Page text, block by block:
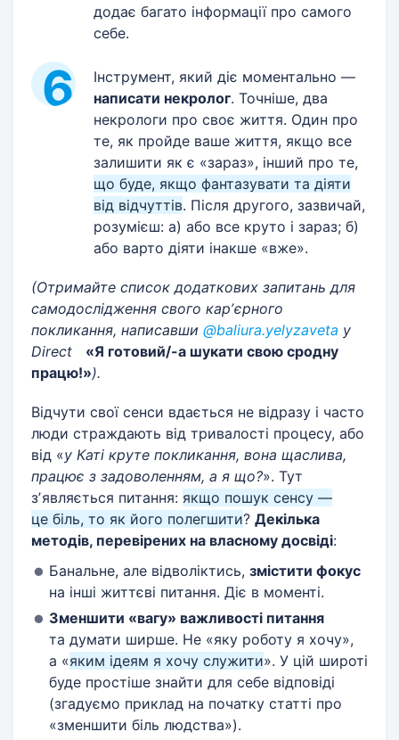
додає багато інформації про самого
себе.
Інструмент, який діє моментально —
написати некролог. Точніше, два
некрологи про своє життя. Один про
те, як пройде ваше життя, якщо все
залишити як є «зараз», інший про те,
що буде, якщо фантазувати та діяти
від відчуттів. Після другого, зазвичай,
розумієш: а) або все круто і зараз; б)
або варто діяти інакше «вже».
(Отримайте список додаткових запитань для
самодослідження свого карʼєрного
покликання, написавши @baliura.yelyzaveta у
Direct
«Я готовий/-а шукати свою сродну
працю!»).
Відчути свої сенси вдається не відразу і часто
люди страждають від тривалості процесу, або
від «у Каті круте покликання, вона щаслива,
працює з задоволенням, а я що?». Тут
зʼявляється питання: якщо пошук сенсу —
це біль, то як його полегшити? Декілька
методів, перевірених на власному досвіді:
Банальне, але відволіктись, змістити фокус
на інші життєві питання. Діє в моменті.
Зменшити «вагу» важливості питання
та думати ширше. Не «яку роботу я хочу»,
а «яким ідеям я хочу служити». У цій широті
буде простіше знайти для себе відповіді
(згадуємо приклад на початку статті про
«зменшити біль людства»).